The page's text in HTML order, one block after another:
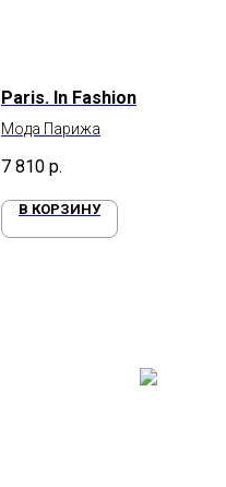
Paris. In Fashion
Мода Парижа
7 810 р.
В КОРЗИНУ